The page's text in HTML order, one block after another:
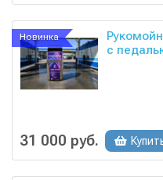
Новинка
с
31 000 руб.